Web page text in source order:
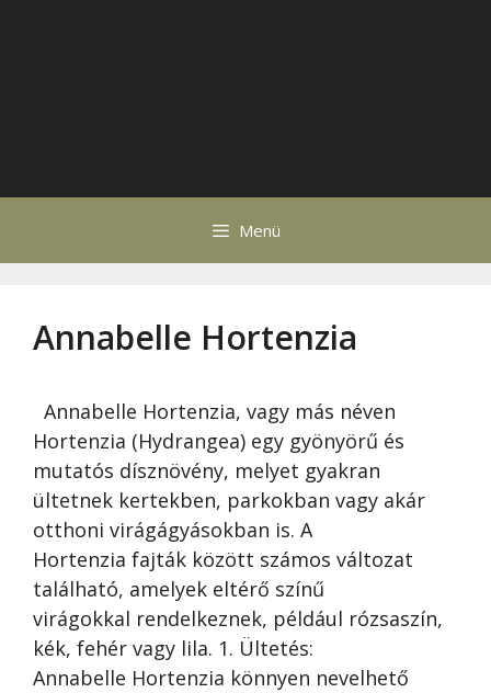
Menü
Annabelle Hortenzia
Annabelle Hortenzia, vagy más néven
Hortenzia (Hydrangea) egy gyönyörű és
mutatós dísznövény, melyet gyakran
ültetnek kertekben, parkokban vagy akár
otthoni virágágyásokban is. A
Hortenzia fajták között számos változat
található, amelyek eltérő színű
virágokkal rendelkeznek, például rózsaszín,
kék, fehér vagy lila. 1. Ültetés:
Annabelle Hortenzia könnyen nevelhető